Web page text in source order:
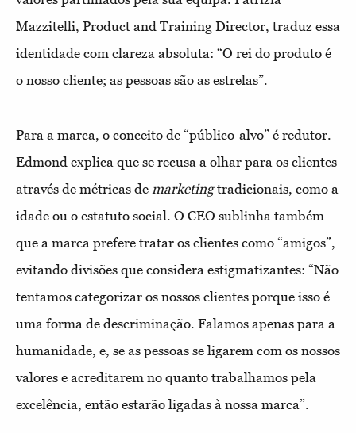
Mazzitelli, Product and Training Director, traduz essa
identidade com clareza absoluta: “O rei do produto é
o nosso cliente; as pessoas são as estrelas”.
Para a marca, o conceito de “público-alvo” é redutor.
Edmond explica que se recusa a olhar para os clientes
através de métricas de marketingtradicionais, como a
idade ou o estatuto social. O CEO sublinha também
que a marca prefere tratar os clientes como “amigos”,
evitando divisões que considera estigmatizantes: “Não
tentamos categorizar os nossos clientes porque isso é
uma forma de descriminação. Falamos apenas para a
humanidade, e, se as pessoas se ligarem com os nossos
valores e acreditarem no quanto trabalhamos pela
excelência, então estarão ligadas à nossa marca”.